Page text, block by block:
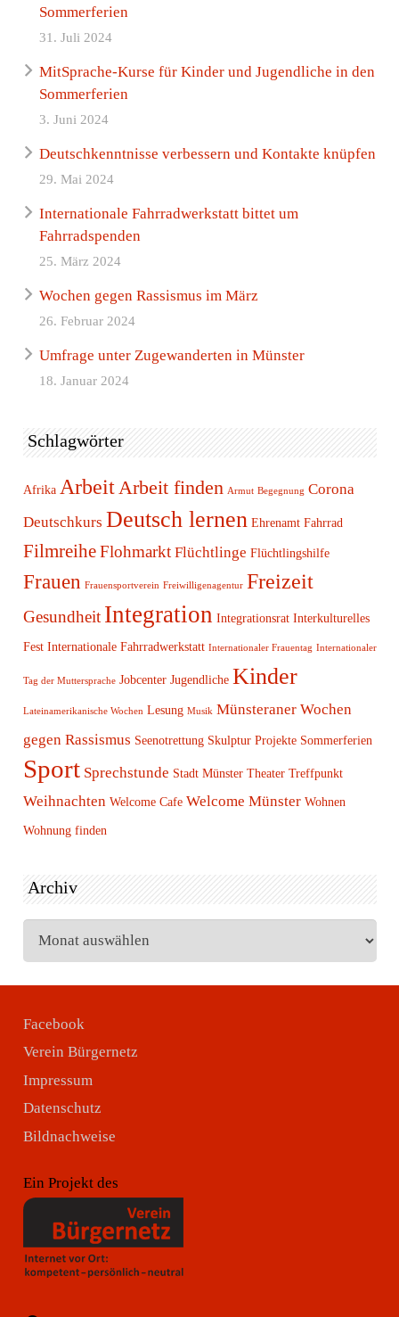
Sommerferien
31. Juli 2024
MitSprache-Kurse für Kinder und Jugendliche in den
Sommerferien
3. Juni 2024
Deutschkenntnisse verbessern und Kontakte knüpfen
29. Mai 2024
Internationale Fahrradwerkstatt bittet um
Fahrradspenden
25. März 2024
Wochen gegen Rassismus im März
26. Februar 2024
Umfrage unter Zugewanderten in Münster
18. Januar 2024
Schlagwörter
Afrika ArbeitArbeit finden Armut Begegnung Corona
Deutschkurs Deutsch lernen Ehrenamt Fahrrad
Filmreihe Flohmarkt Flüchtlinge Flüchtlingshilfe
Frauen Frauensportverein Freiwilligenagentur Freizeit
Gesundheit Integration Integrationsrat Interkulturelles
Fest Internationale Fahrradwerkstatt Internationaler Frauentag Internationaler
Tag der Muttersprache Jobcenter Jugendliche Kinder
Lateinamerikanische Wochen Lesung Musik Münsteraner Wochen
gegen Rassismus Seenotrettung Skulptur Projekte Sommerferien
Sport Sprechstunde Stadt Münster Theater Treffpunkt
Weihnachten Welcome Cafe Welcome Münster Wohnen
Wohnung finden
Archiv
Archiv
Facebook
Verein Bürgernetz
Impressum
Datenschutz
Bildnachweise
Ein Projekt des